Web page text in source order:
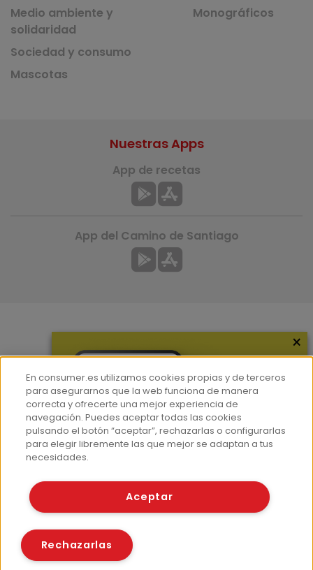
Medio ambiente y
solidaridad
Sociedad y consumo
Mascotas
Monográficos
Hemeroteca
Contacto
Prensa
Corpus Lingüístico Consumer
Nuestras Apps
App de recetas
App del Camino de Santiago
© Fundación EROSKI
Políticas de cookies
×
En consumer.es utilizamos cookies propias y de terceros
para asegurarnos que la web funciona de manera
correcta y ofrecerte una mejor experiencia de
navegación. Puedes aceptar todas las cookies
pulsando el botón “aceptar”, rechazarlas o configurarlas
para elegir libremente las que mejor se adaptan a tus
necesidades.
Aceptar
Rechazarlas